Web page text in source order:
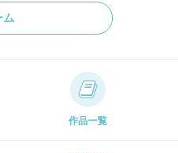
ム
作品一覧